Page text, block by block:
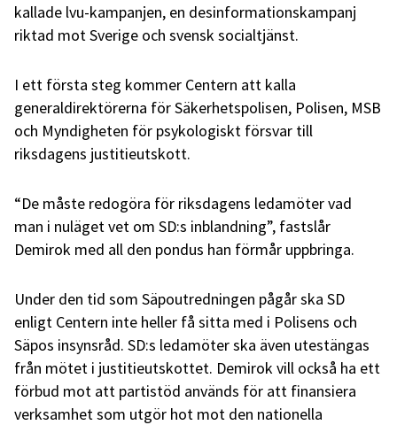
kallade lvu-kampanjen, en desinformationskampanj
riktad mot Sverige och svensk socialtjänst.
I ett första steg kommer Centern att kalla
generaldirektörerna för Säkerhetspolisen, Polisen, MSB
och Myndigheten för psykologiskt försvar till
riksdagens justitieutskott.
“De måste redogöra för riksdagens ledamöter vad
man i nuläget vet om SD:s inblandning”, fastslår
Demirok med all den pondus han förmår uppbringa.
Under den tid som Säpoutredningen pågår ska SD
enligt Centern inte heller få sitta med i Polisens och
Säpos insynsråd. SD:s ledamöter ska även utestängas
från mötet i justitieutskottet. Demirok vill också ha ett
förbud mot att partistöd används för att finansiera
verksamhet som utgör hot mot den nationella